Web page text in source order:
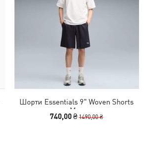
Шорти Essentials 9" Woven Shorts
Men
740,00 ₴1490,00 ₴